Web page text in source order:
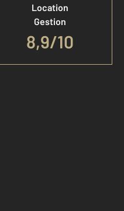
Location
Gestion
8,9/10